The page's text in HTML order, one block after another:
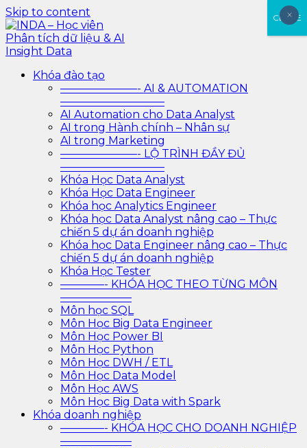
Skip to content
INDA – Học viên Phân tích dữ liệu & AI Insight Data
INDA – Học viện Đào tạo phân tích dữ liệu & AI chuyên
sâu cho ngành ngân hàng – bảo hiểm – chứng khoán
và doanh nghiệp với các project thực tế, cá nhân hóa
lộ trình với AI
Khóa đào tạo
———————- AI & AUTOMATION
—————————–
AI Automation cho Data Analyst
AI trong Hành chính – Nhân sự
AI trong Marketing
———————- LỘ TRÌNH ĐẦY ĐỦ
—————————–
Khóa Học Data Analyst
Khóa Học Data Engineer
Khóa học Analytics Engineer
Khóa học Data Analyst nâng cao – Thực
chiến 5 dự án doanh nghiệp
Khóa học Data Engineer nâng cao – Thực
chiến 5 dự án doanh nghiệp
Khóa Học Tester
————- KHÓA HỌC THEO TỪNG MÔN
——————–
Môn học SQL
Môn Học Big Data Engineer
Môn Học Power BI
Môn Học Python
Môn Học DWH / ETL
Môn Học Data Model
Môn Học AWS
Môn Học Big Data with Spark
Khóa doanh nghiệp
————- KHÓA HỌC CHO DOANH NGHIỆP
——————–
×
CLOSE
×